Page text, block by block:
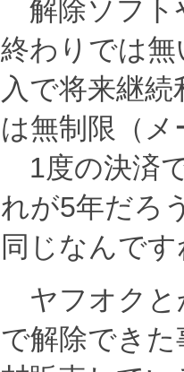
解除ソフト
終わりでは
入で将来継
は無制限（
1度の決済
れが5年だろ
同じなんで
ヤフオクと
で解除でき